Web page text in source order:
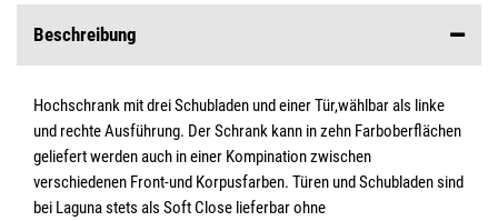
Beschreibung
Hochschrank mit drei Schubladen und einer Tür,wählbar als linke
und rechte Ausführung. Der Schrank kann in zehn Farboberflächen
geliefert werden auch in einer Kompination zwischen
verschiedenen Front-und Korpusfarben. Türen und Schubladen sind
bei Laguna stets als Soft Close lieferbar ohne